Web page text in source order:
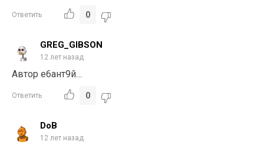
Ответить 0
GREG_GIBSON
12 лет назад
Автор е6ант9й…
Ответить 0
DoB
12 лет назад